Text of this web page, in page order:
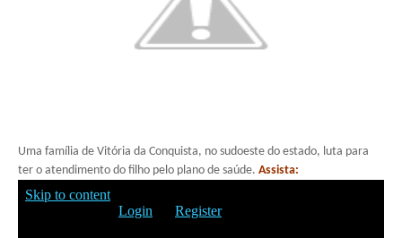
Uma família de Vitória da Conquista, no sudoeste do estado, luta para
ter o atendimento do filho pelo plano de saúde. Assista: